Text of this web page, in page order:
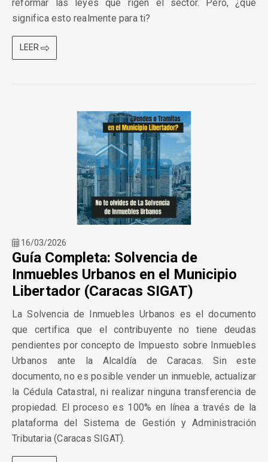
reformar las leyes que rigen el sector. Pero, ¿qué
significa esto realmente para ti?
LEER
16/03/2026
Guía Completa: Solvencia de
Inmuebles Urbanos en el Municipio
Libertador (Caracas SIGAT)
La Solvencia de Inmuebles Urbanos es el documento
que certifica que el contribuyente no tiene deudas
pendientes por concepto de Impuesto sobre Inmuebles
Urbanos ante la Alcaldía de Caracas. Sin este
documento, no es posible vender un inmueble, actualizar
la Cédula Catastral, ni realizar ninguna transferencia de
propiedad. El proceso es 100% en línea a través de la
plataforma del Sistema de Gestión y Administración
Tributaria (Caracas SIGAT).